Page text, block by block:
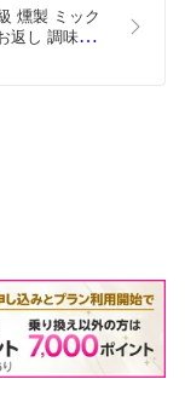
燻製 ミック
返し 調味料